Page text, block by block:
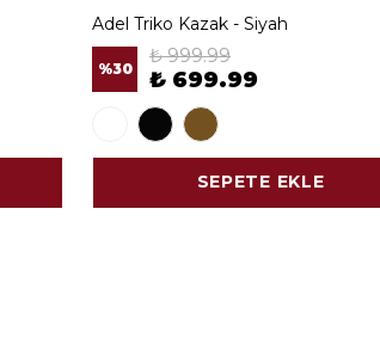
Adel Triko Kazak - Siyah
%30
₺ 999.99
₺ 699.99
SEPETE EKLE